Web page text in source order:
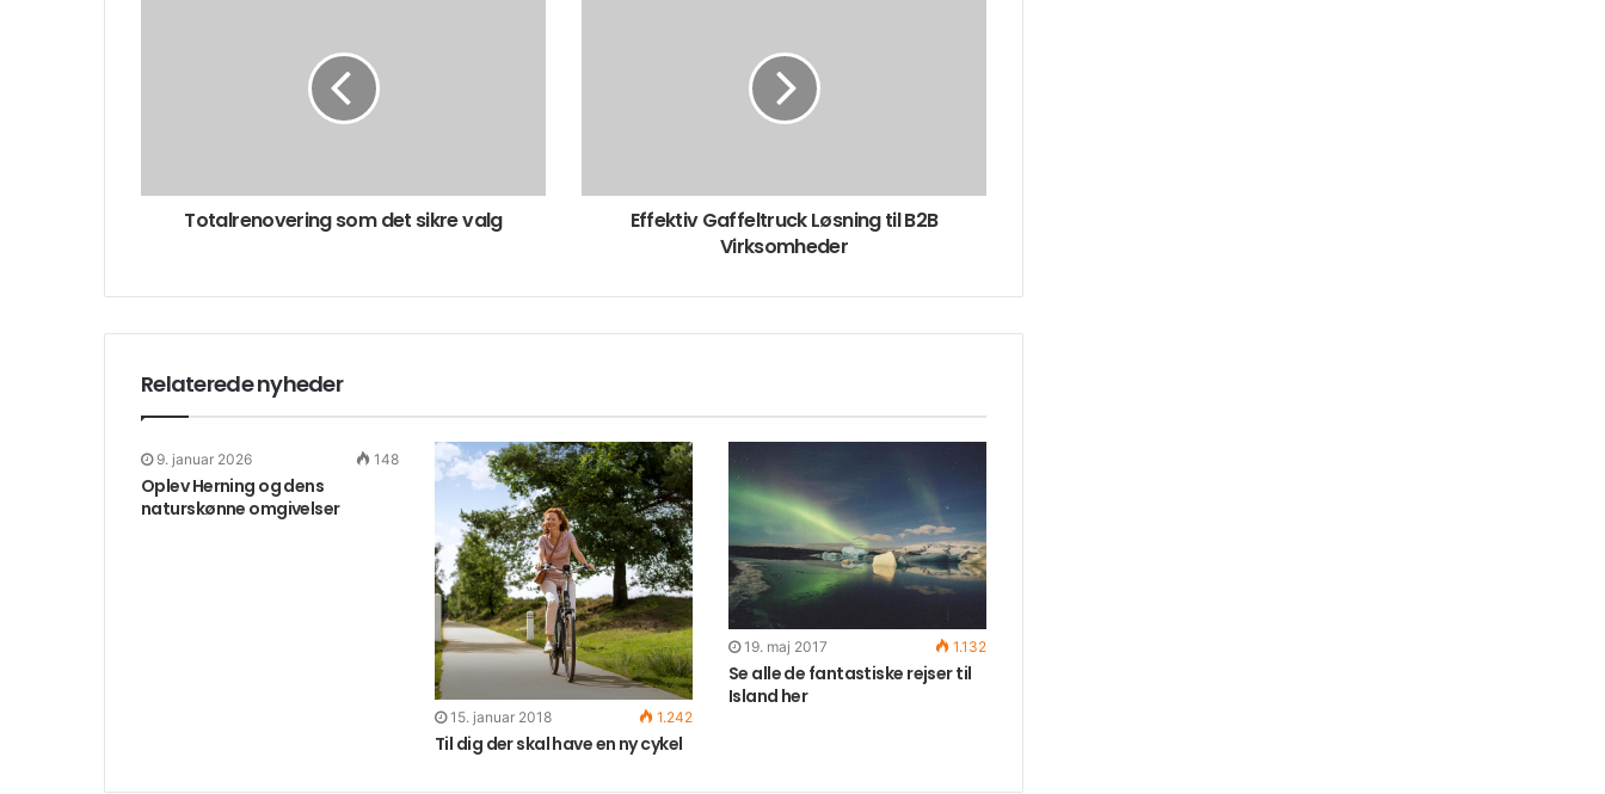
Totalrenovering som det sikre valg
Effektiv Gaffeltruck Løsning til B2B
Virksomheder
Relaterede nyheder
9. januar 2026 148
Oplev Herning og dens
naturskønne omgivelser
15. januar 2018 1.242
Til dig der skal have en ny cykel
19. maj 2017 1.132
Se alle de fantastiske rejser til
Island her